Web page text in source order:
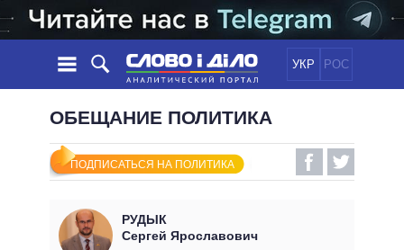
УКР РОС
НОВОСТИ
ЛЕНТА
СОБЫТИЯ
СТАТЬИ
МНЕНИЯ
ПОЛИТИКА
ЭКОНОМИКА
МИР
ОБЕЩАНИЯ
ВСЕ ПОЛИТИКИИНФОГРАФИКА
ОБЕЩАНИЕ ПОЛИТИКА
ПОДПИСАТЬСЯ НА ПОЛИТИКА
РУДЫК
Сергей Ярославович